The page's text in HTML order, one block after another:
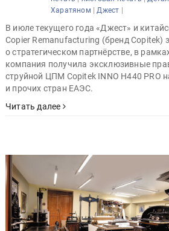
Харатяном | Джест |
В июле текущего года «Джест» и
Copier Remanufacturing (бренд Copitek)
о стратегическом партнёрстве, в
компания получила эксклюзивные
струйной ЦПМ Copitek INNO H440 PRO
и прочих стран ЕАЭС.
Читать далее